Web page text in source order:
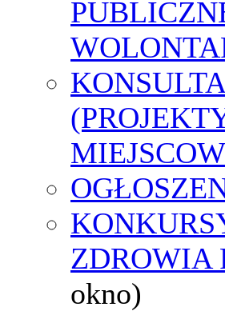
ZDROWIA
okno)